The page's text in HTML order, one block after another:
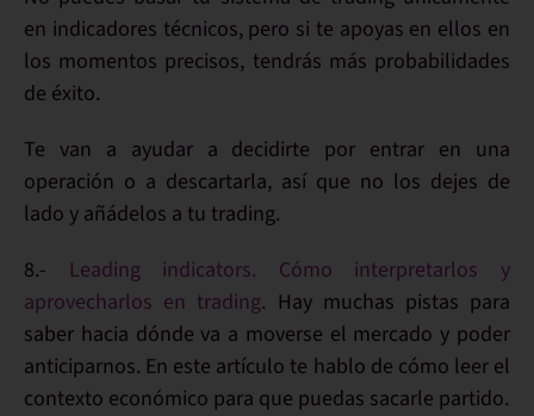
en indicadores técnicos, pero si te apoyas en ellos en
los momentos precisos, tendrás más probabilidades
de éxito.
Te van a ayudara decidirte por entrar en una
operación o a descartarla, así que no los dejes de
lado y añádelos a tu trading.
8.- Leading indicators. Cómo interpretarlos y
aprovecharlos en trading. Hay muchas pistas para
saber hacia dónde va a moverse el mercado y poder
anticiparnos. En este artículo te hablo de cómo leer el
contexto económico para que puedas sacarle partido.